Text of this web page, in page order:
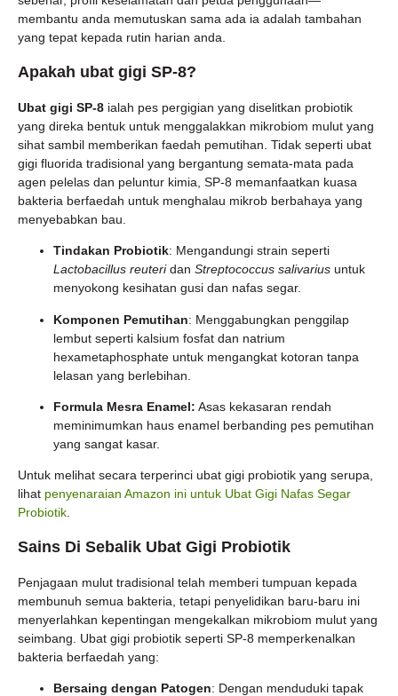
membantu anda memutuskan sama ada ia adalah tambahan
yang tepat kepada rutin harian anda.
Apakah ubat gigi SP-8?
Ubat gigi SP-8 ialah pes pergigian yang diselitkan probiotik
yang direka bentuk untuk menggalakkan mikrobiom mulut yang
sihat sambil memberikan faedah pemutihan. Tidak seperti ubat
gigi fluorida tradisional yang bergantung semata-mata pada
agen pelelas dan peluntur kimia, SP-8 memanfaatkan kuasa
bakteria berfaedah untuk menghalau mikrob berbahaya yang
menyebabkan bau.
Tindakan Probiotik: Mengandungi strain seperti
Lactobacillus reuteridan Streptococcus salivarius untuk
menyokong kesihatan gusi dan nafas segar.
Komponen Pemutihan: Menggabungkan penggilap
lembut seperti kalsium fosfat dan natrium
hexametaphosphate untuk mengangkat kotoran tanpa
lelasan yang berlebihan.
Formula Mesra Enamel: Asas kekasaran rendah
meminimumkan haus enamel berbanding pes pemutihan
yang sangat kasar.
Untuk melihat secara terperinci ubat gigi probiotik yang serupa,
lihat penyenaraian Amazon ini untuk Ubat Gigi Nafas Segar
Probiotik.
Sains Di Sebalik Ubat Gigi Probiotik
Penjagaan mulut tradisional telah memberi tumpuan kepada
membunuh semua bakteria, tetapi penyelidikan baru-baru ini
menyerlahkan kepentingan mengekalkan mikrobiom mulut yang
seimbang. Ubat gigi probiotik seperti SP-8 memperkenalkan
bakteria berfaedah yang:
Bersaing dengan Patogen: Dengan menduduki tapak